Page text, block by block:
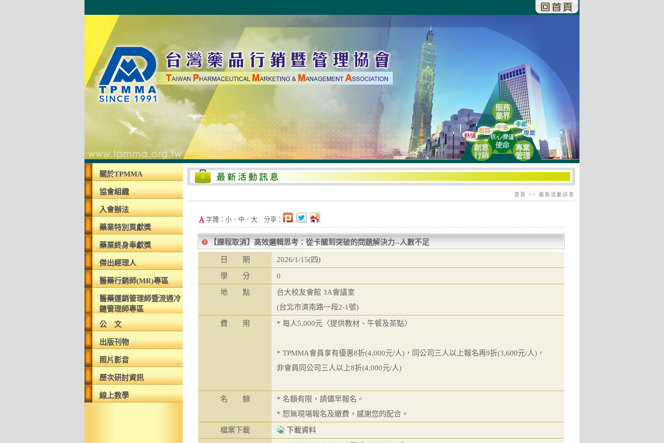
關於TPMMA
協會組織
入會辦法
藥業特別貢獻獎
藥業終身奉獻獎
傑出經理人
醫藥行銷師(MR)專區
醫藥運銷管理師暨流通冷
鏈管理師專區
公 文
出版刊物
照片影音
歷次研討資訊
線上教學
首頁 >> 最新活動訊息
字體： 小 ． 中 ． 大 分享：
【課程取消】高效邏輯思考：從卡關到突破的問題解決力--人數不足
日 期 2026/1/15(四)
學 分 0
地 點
台大校友會館 3A會議室
(台北市濟南路一段2-1號)
費 用 * 每人5,000元〈提供教材、午餐及茶點〉
* TPMMA會員享有優惠8折(4,000元/人)，同公司三人以上報名再9折(3,600元/人)，
非會員同公司三人以上8折(4,000元/人)
名 額
* 名額有限，請儘早報名。
* 恕無現場報名及繳費，感謝您的配合。
檔案下載 下載資料